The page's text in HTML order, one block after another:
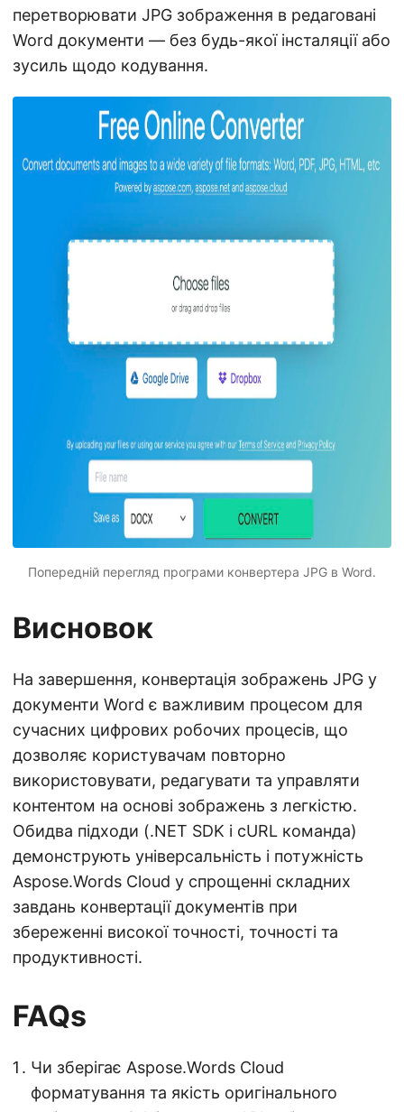
перетворювати JPG зображення в редаговані
Word документи — без будь-якої інсталяції або
зусиль щодо кодування.
Попередній перегляд програми конвертера JPG в Word.
Висновок
На завершення, конвертація зображень JPG у
документи Word є важливим процесом для
сучасних цифрових робочих процесів, що
дозволяє користувачам повторно
використовувати, редагувати та управляти
контентом на основі зображень з легкістю.
Обидва підходи (.NET SDK і cURL команда)
демонструють універсальність і потужність
Aspose.Words Cloud у спрощенні складних
завдань конвертації документів при
збереженні високої точності, точності та
продуктивності.
FAQs
Чи зберігає Aspose.Words Cloud
форматування та якість оригінального